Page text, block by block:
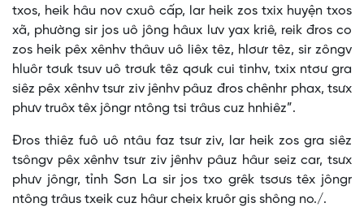
txos, heik hâu nov cxuô cấp, lar heik zos txix huyện txos
xã, phường sir jos uô jông hâux lưv yax kriê, reik đros co
zos heik pêx xênhv thâuv uô liêx têz, hlơưr têz, sir zôngv
hluôr tơưk tsuv uô trơưk têz qơưk cui tinhv, txix ntơư gra
siêz pêx xênhv tsưr ziv jênhv pâuz đros chênhr phax, tsưx
phưv truôx têx jôngr ntông tsi trâus cuz hnhiêz”.
Đros thiêz fuô uô ntâu faz tsưr ziv, lar heik zos gra siêz
tsôngv pêx xênhv tsưr ziv jênhv pâuz hâur seiz car, tsưx
phưv jôngr, tỉnh Sơn La sir jos txo grêk tsơưs têx jôngr
ntông trâus txeik cuz hâur cheix kruôr gis shông no./.